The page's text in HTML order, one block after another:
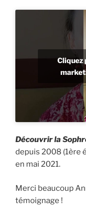
Cliquez
Découvrir la
depuis 2008 (1ère
en mai 2021.
Merci beaucoup
témoignage !